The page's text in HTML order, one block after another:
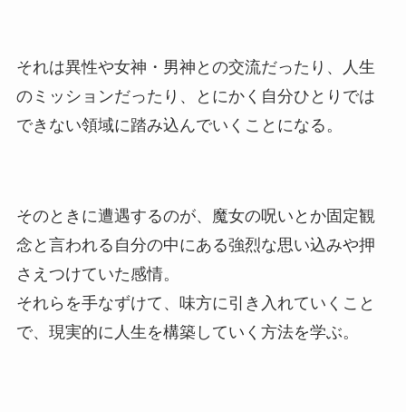
それは異性や女神・男神との交流だったり、人生
のミッションだったり、とにかく自分ひとりでは
できない領域に踏み込んでいくことになる。
そのときに遭遇するのが、魔女の呪いとか固定観
念と言われる自分の中にある強烈な思い込みや押
さえつけていた感情。
それらを手なずけて、味方に引き入れていくこと
で、現実的に人生を構築していく方法を学ぶ。